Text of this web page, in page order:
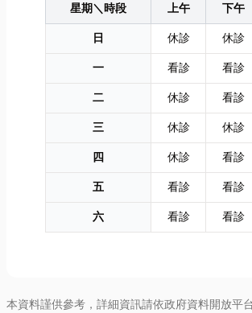
星期＼時段 上午 下午
日
休診 休診
一
看診 看診
二
休診 看診
三
休診 休診
四
休診 看診
五
看診 看診
六
看診 看診
本資料謹供參考，詳細資訊請依政府資料開放平台